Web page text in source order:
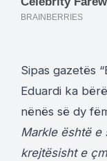
Sipas gazetës
Eduardi ka
nënës së dy
Markle është e
krejtësisht e